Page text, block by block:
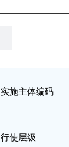
实施主体编码
行使层级